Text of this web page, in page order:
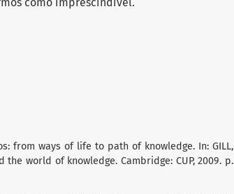
from ways of life to path of knowledge. In: GILL,
the world of knowledge. Cambridge: CUP, 2009. p.